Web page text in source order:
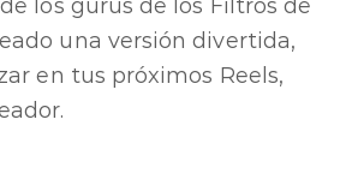
los gurus de los Filtros de
una versión divertida,
en tus próximos Reels,